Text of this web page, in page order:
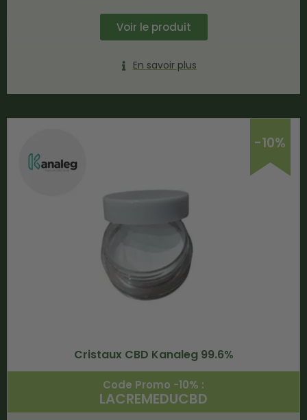
Voir le produit
En savoir plus
-10%
Cristaux CBD Kanaleg 99.6%
Code Promo -10% :
LACREMEDUCBD